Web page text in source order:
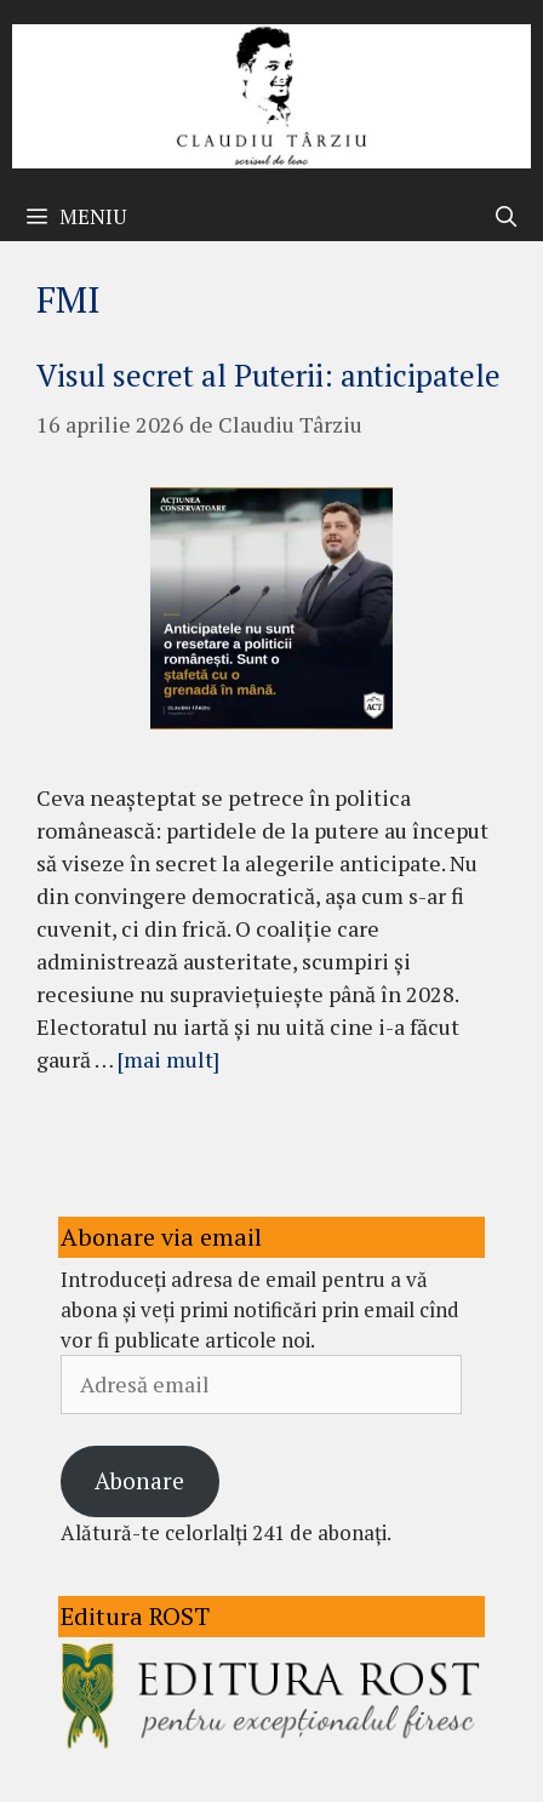
MENIU
FMI
Visul secret al Puterii: anticipatele
16 aprilie 2026 de Claudiu Târziu
Ceva neașteptat se petrece în politica
românească: partidele de la putere au început
să viseze în secret la alegerile anticipate. Nu
din convingere democratică, așa cum s-ar fi
cuvenit, ci din frică. O coaliție care
administrează austeritate, scumpiri și
recesiune nu supraviețuiește până în 2028.
Electoratul nu iartă și nu uită cine i-a făcut
gaură … [mai mult]
Abonare via email
Introduceți adresa de email pentru a vă
abona și veți primi notificări prin email cînd
vor fi publicate articole noi.
email
Abonare
Alătură-te celorlalți 241 de abonați.
Editura ROST